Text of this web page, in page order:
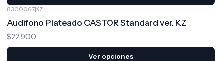
8300067|KZ
Audífono Plateado CASTOR Standard ver. KZ
$22.900
Ver opciones